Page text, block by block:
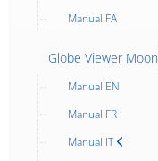
Manual FA
Globe Viewer Moon
Manual EN
Manual FR
Manual IT